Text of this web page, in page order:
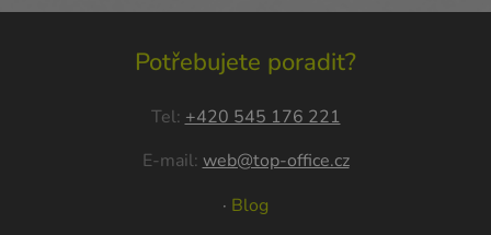
Potřebujete poradit?
Tel: +420 545 176 221
E-mail: web@top-office.cz
· Blog